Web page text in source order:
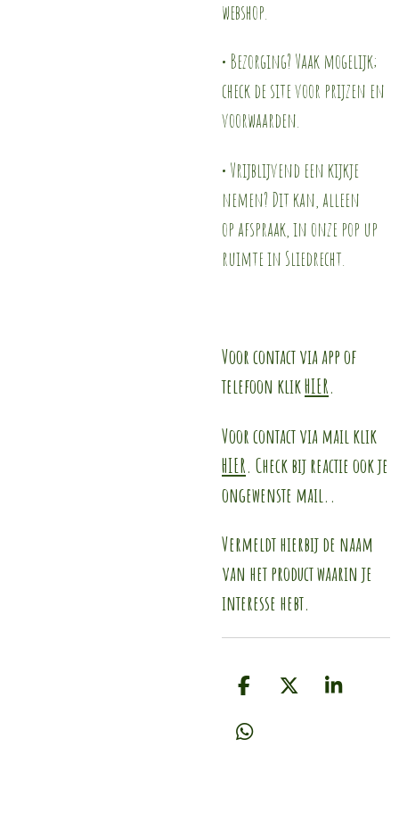
webshop.
• Bezorging? Vaak mogelijk;
check de site voor prijzen en
voorwaarden.
• Vrijblijvend een kijkje
nemen? Dit kan, alleen
op afspraak, in onze pop up
ruimte in Sliedrecht.
Voor contact via app of
telefoon klikHIER.
Voor contact via mail klik
HIER. Check bij reactie ook je
ongewenste mail..
Vermeldt hierbij de naam
van het product waarin je
interesse hebt.
D
l
D
S
D